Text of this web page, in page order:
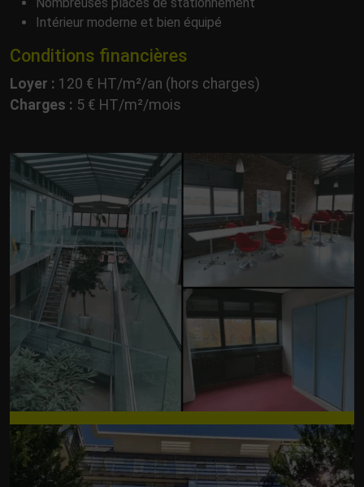
Intérieur moderne et bien équipé
Conditions financières
Loyer : 120 € HT/m²/an (hors charges)
Charges : 5 € HT/m²/mois